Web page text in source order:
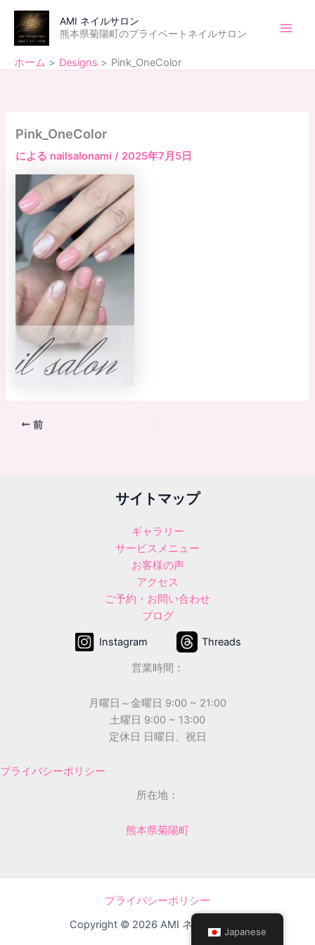
AMI ネイルサロン
熊本県菊陽町のプライベートネイルサロン
ホーム Designs Pink_OneColor
Pink_OneColor
による nailsalonami/ 2025年7月5日
前
サイトマップ
ギャラリー
サービスメニュー
お客様の声
アクセス
ご予約・お問い合わせ
ブログ
Instagram Threads
営業時間：
月曜日～金曜日 9:00 ~ 21:00
土曜日 9:00 ~ 13:00
定休日 日曜日、祝日
プライバシーポリシー
所在地：
熊本県菊陽町
プライバシーポリシー
Copyright © 2026 AMI ネイルサロン
Japanese